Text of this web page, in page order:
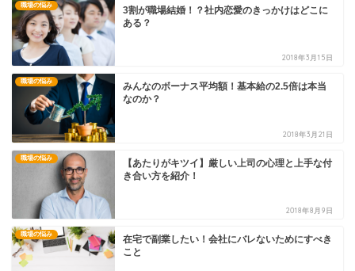
職場の悩み
3割が職場結婚！？社内恋愛のきっかけはどこに
ある？
2018年3月15日
職場の悩み
みんなのボーナス平均額！基本給の2.5倍は本当
なのか？
2018年3月21日
職場の悩み
【あたりがキツイ】厳しい上司の心理と上手な付
き合い方を紹介！
2018年8月9日
職場の悩み
在宅で副業したい！会社にバレないためにすべき
こと